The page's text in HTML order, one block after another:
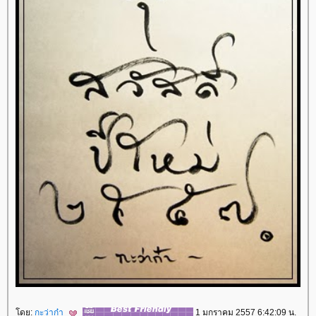
ดย: กะว่าก๋า 1 มกราคม 2557 6:42:09 น.